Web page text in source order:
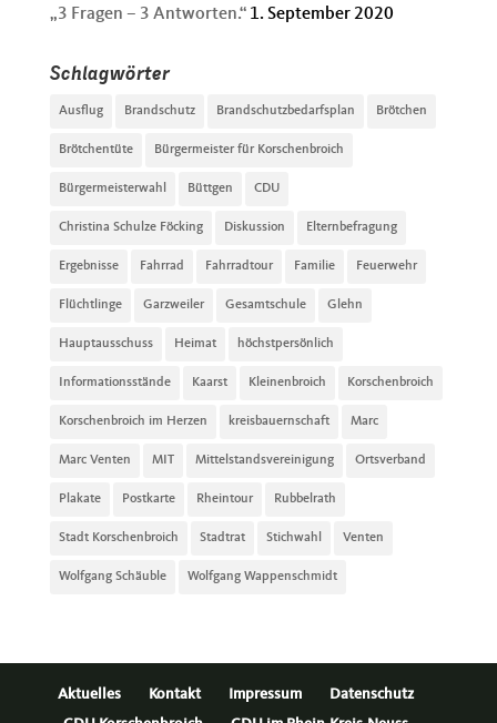
„3 Fragen – 3 Antworten.“ 1. September 2020
Schlagwörter
Ausflug Brandschutz Brandschutzbedarfsplan Brötchen
Brötchentüte Bürgermeister für Korschenbroich
Bürgermeisterwahl Büttgen CDU
Christina Schulze Föcking Diskussion Elternbefragung
Ergebnisse Fahrrad Fahrradtour Familie Feuerwehr
Flüchtlinge Garzweiler Gesamtschule Glehn
Hauptausschuss Heimat höchstpersönlich
Informationsstände Kaarst Kleinenbroich Korschenbroich
Korschenbroich im Herzen kreisbauernschaft Marc
Marc Venten MIT Mittelstandsvereinigung Ortsverband
Plakate Postkarte Rheintour Rubbelrath
Stadt Korschenbroich Stadtrat Stichwahl Venten
Wolfgang Schäuble Wolfgang Wappenschmidt
Aktuelles Kontakt Impressum
Datenschutz